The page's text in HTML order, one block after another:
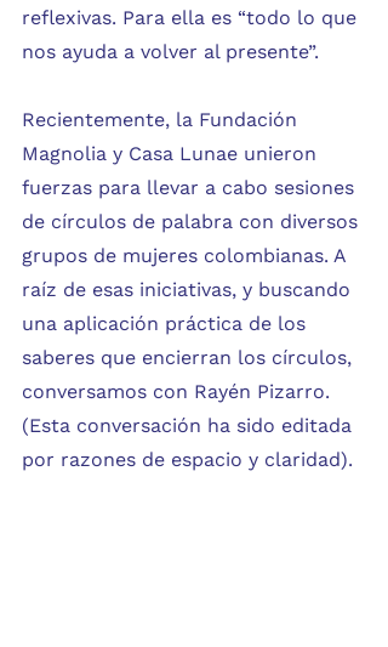
reflexivas. Para ella es “todo lo que
nos ayuda a volver al presente”.
Recientemente, la Fundación
Magnolia y Casa Lunae unieron
fuerzas para llevar a cabo sesiones
de círculos de palabra con diversos
grupos de mujeres colombianas. A
raíz de esas iniciativas, y buscando
una aplicación práctica de los
saberes que encierran los círculos,
conversamos con Rayén Pizarro.
(Esta conversación ha sido editada
por razones de espacio y claridad).